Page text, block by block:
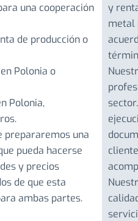
una cooperación
de producción o
Polonia o
Polonia,
prepararemos una
pueda hacerse
y precios
de que esta
ambas partes.
y
metal